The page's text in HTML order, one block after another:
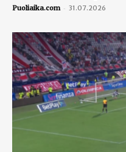
Puoliaika.com - 31.07.2026